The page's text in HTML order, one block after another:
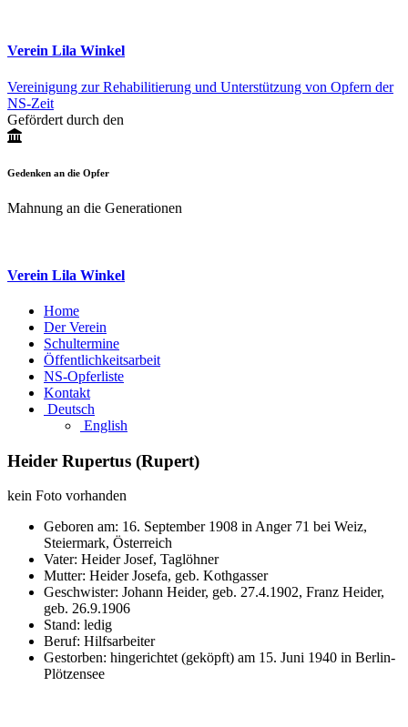
Verein Lila Winkel
Vereinigung zur Rehabilitierung und Unterstützung von Opfern der
NS-Zeit
Gefördert durch den
Gedenken an die Opfer
Mahnung an die Generationen
Verein Lila Winkel
Home
Der Verein
Schultermine
Öffentlichkeitsarbeit
NS-Opferliste
Kontakt
Deutsch
English
Heider Rupertus (Rupert)
kein Foto vorhanden
Geboren am: 16. September 1908 in Anger 71 bei Weiz,
Steiermark, Österreich
Vater: Heider Josef, Taglöhner
Mutter: Heider Josefa, geb. Kothgasser
Geschwister: Johann Heider, geb. 27.4.1902, Franz Heider,
geb. 26.9.1906
Stand: ledig
Beruf: Hilfsarbeiter
Gestorben: hingerichtet (geköpft) am 15. Juni 1940 in Berlin-
Plötzensee